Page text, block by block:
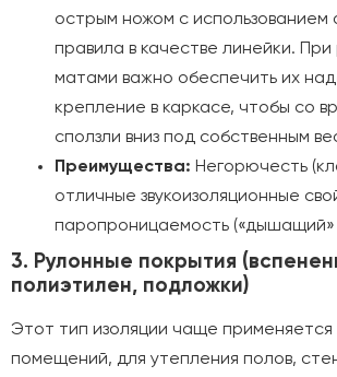
острым ножом с использованием
правила в качестве линейки.
матами важно обеспечить их
крепление в каркасе, чтобы со
сползли вниз под собственным
Преимущества: Негорючесть
отличные звукоизоляционные
паропроницаемость
3. Рулонные покрытия
полиэтилен, подложки)
Этот тип изоляции чаще применяется
помещений, для утепления полов,